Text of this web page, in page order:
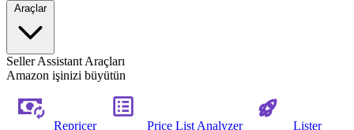
Araçlar
Seller Assistant Araçları
Amazon işinizi büyütün
Repricer Price List Analyzer Lister